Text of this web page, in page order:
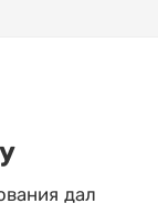
дал